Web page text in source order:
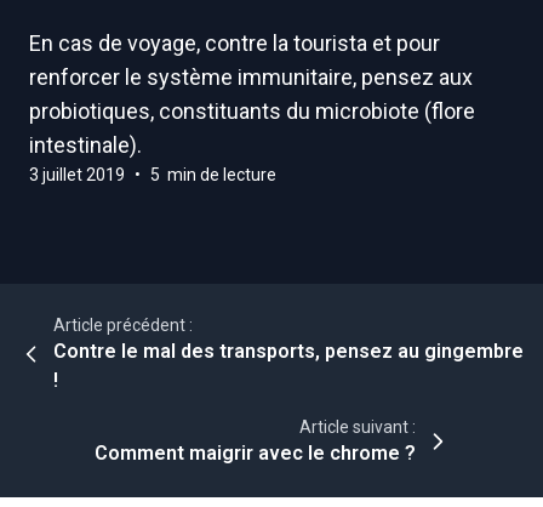
En cas de voyage, contre la tourista et pour
renforcer le système immunitaire, pensez aux
probiotiques, constituants du microbiote (flore
intestinale).
3 juillet 2019 • 5 min de lecture
Article précédent :
Contre le mal des transports, pensez au gingembre
!
Article suivant :
Comment maigrir avec le chrome ?